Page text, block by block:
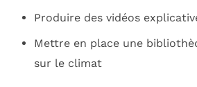
Produire des vidéos
Mettre en place une
sur le climat